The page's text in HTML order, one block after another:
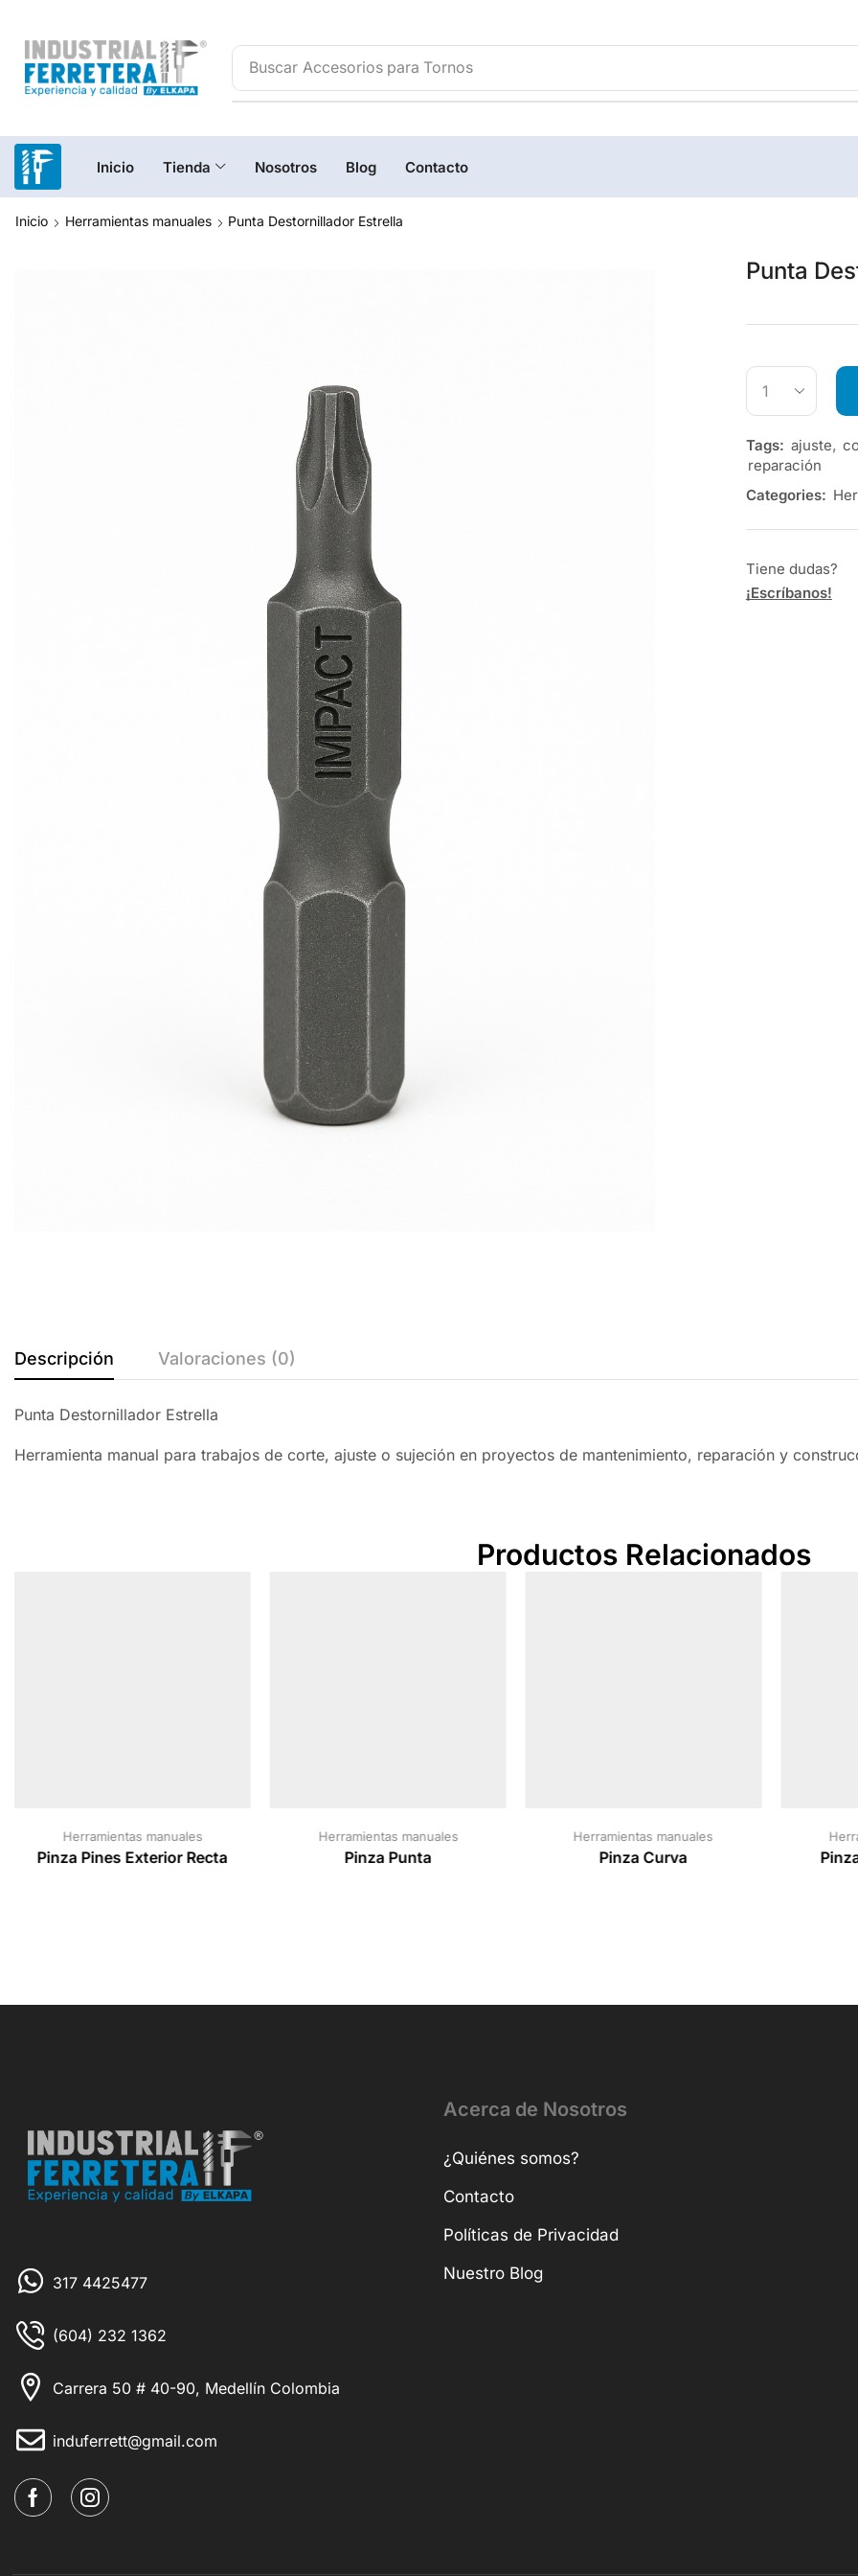
Buscar
Inicio Tienda Nosotros Blog Contacto
Inicio Herramientas manuales Punta Destornillador Estrella
Punta
Tags: ajuste,
reparación
Categories:
Tiene dudas?
¡Escríbanos!
Descripción Valoraciones (0)
Punta Destornillador Estrella
Herramienta manual para trabajos de corte, ajuste o sujeción en proyectos de mantenimiento, reparación y
Productos Relacionados
Herramientas manuales
Pinza Pines Exterior Recta
Herramientas manuales
Pinza Punta
Herramientas manuales
Pinza Curva
317 4425477
(604) 232 1362
Carrera 50 # 40-90, Medellín Colombia
induferrett@gmail.com
Acerca de Nosotros
¿Quiénes somos?
Contacto
Políticas de Privacidad
Nuestro Blog